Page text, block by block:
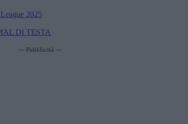
2025
DI TESTA
--- Pubblicità ---